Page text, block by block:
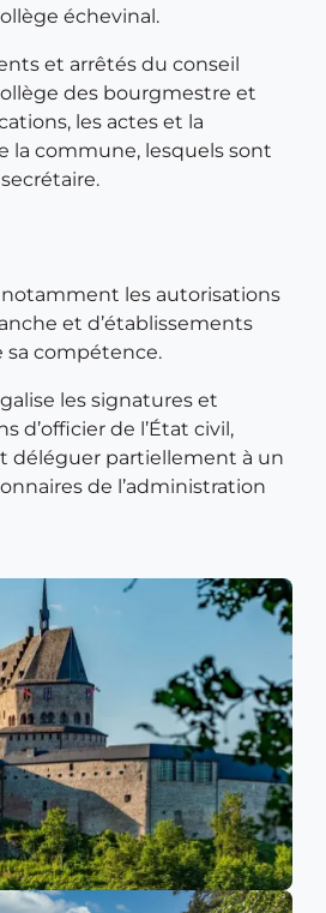
échevinal.
et arrêtés du conseil
des bourgmestre et
les actes et la
la commune, lesquels sont
les autorisations
et d’établissements
sa compétence.
les signatures et
d’officier de l’État civil,
déléguer partiellement à un
de l’administration